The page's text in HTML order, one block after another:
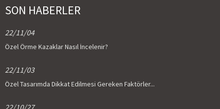
SON HABERLER
22/11/04
Özel Örme Kazaklar Nasıl İncelenir?
22/11/03
Özel Tasarımda Dikkat Edilmesi Gereken Faktörler...